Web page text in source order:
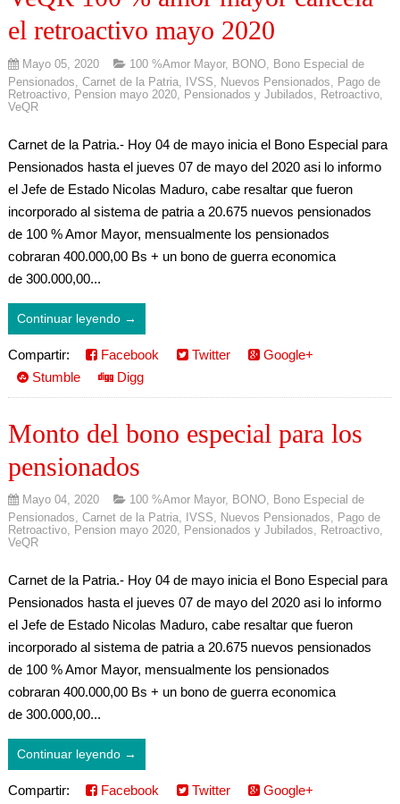
el retroactivo mayo 2020
Mayo 05, 2020 100 %Amor Mayor, BONO, Bono Especial de
Pensionados Carnet de la Patria, IVSS Nuevos Pensionados
Pago de
Retroactivo, Pension mayo 2020, Pensionados y Jubilados Retroactivo,
VeQR
Carnet de la Patria.- Hoy 04 de mayo inicia el Bono Especial para
Pensionados hasta el jueves 07 de mayo del 2020 asi lo informo
el Jefe de Estado Nicolas Maduro, cabe resaltar que fueron
incorporado al sistema de patria a 20.675 nuevos pensionados
de 100 % Amor Mayor, mensualmente los pensionados
cobraran 400.000,00 Bs + un bono de guerra economica
de 300.000,00...
Continuar leyendo →
Compartir: Facebook Twitter
Google+
Stumble
Digg
Monto del bono especial para los
pensionados
Mayo 04, 2020 100 %Amor Mayor, BONO, Bono Especial de
Pensionados, Carnet de la Patria, IVSS, Nuevos Pensionados, Pago de
Retroactivo, Pension mayo 2020, Pensionados y Jubilados, Retroactivo,
VeQR
Carnet de la Patria.- Hoy 04 de mayo inicia el Bono Especial para
Pensionados hasta el jueves 07 de mayo del 2020 asi lo informo
el Jefe de Estado Nicolas Maduro, cabe resaltar que fueron
incorporado al sistema de patria a 20.675 nuevos pensionados
de 100 % Amor Mayor, mensualmente los pensionados
cobraran 400.000,00 Bs + un bono de guerra economica
de 300.000,00...
Continuar leyendo →
Compartir: Facebook Twitter
Google+